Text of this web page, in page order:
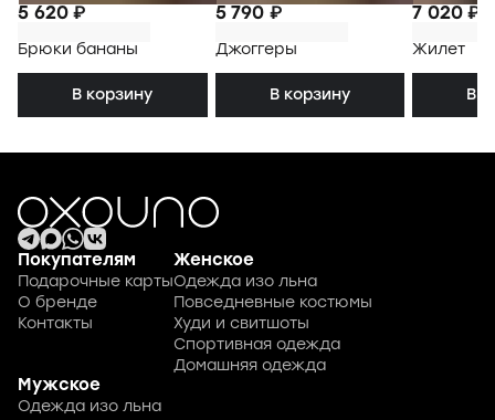
5 620 ₽
Брюки бананы
В корзину
5 790 ₽
Джоггеры
В корзину
7 020 ₽
Жилет
В
Покупателям
Подарочные карты
О бренде
Контакты
Женское
Одежда изо льна
Повседневные костюмы
Худи и свитшоты
Спортивная одежда
Домашняя одежда
Мужское
Одежда изо льна